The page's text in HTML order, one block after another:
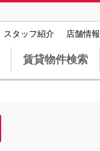
スタッフ紹介 店舗情報
賃貸物件検索